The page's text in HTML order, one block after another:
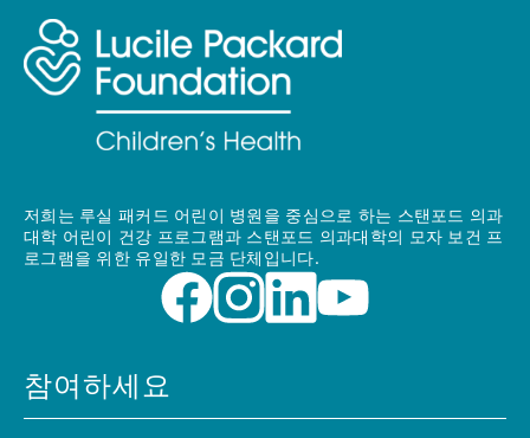
저희는 루실 패커드 어린이 병원을 중심으로 하는 스탠포드 의과
대학 어린이 건강 프로그램과 스탠포드 의과대학의 모자 보건 프
로그램을 위한 유일한 모금 단체입니다.
참여하세요